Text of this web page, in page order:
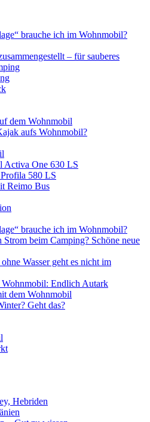
brauche ich im Wohnmobil?
– für sauberes
dem Wohnmobil
aufs Wohnmobil?
Activa One 630 LS
580 LS
Reimo Bus
brauche ich im Wohnmobil?
beim Camping? Schöne neue
Wasser geht es nicht im
Wohnmobil: Endlich Autark
dem Wohnmobil
Geht das?
Hebriden